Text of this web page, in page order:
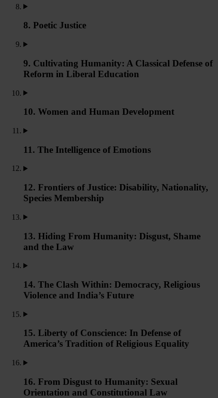
8. Poetic Justice
9. Cultivating Humanity: A Classical Defense of
Reform in Liberal Education
10. Women and Human Development
11. The Intelligence of Emotions
12. Frontiers of Justice: Disability, Nationality,
Species Membership
13. Hiding From Humanity: Disgust, Shame
and the Law
14. The Clash Within: Democracy, Religious
Violence and India’s Future
15. Liberty of Conscience: In Defense of
America’s Tradition of Religious Equality
16. From Disgust to Humanity: Sexual
Orientation and Constitutional Law